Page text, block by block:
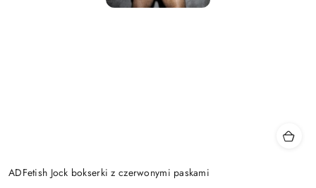
ADFetish Jock bokserki z czerwonymi paskami